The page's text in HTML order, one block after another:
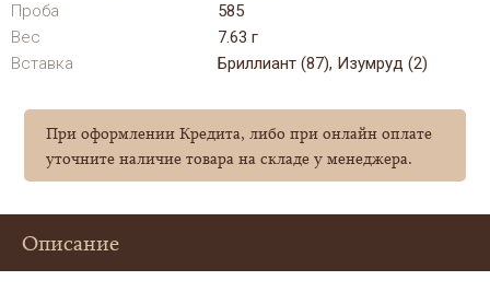
Проба
585
Вес
7.63 г
Вставка
Бриллиант (87), Изумруд (2)
При оформлении Кредита, либо при онлайн оплате
уточните наличие товара на складе у менеджера.
Описание